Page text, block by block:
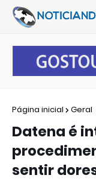
Página inicial Geral
Datena é
sentir